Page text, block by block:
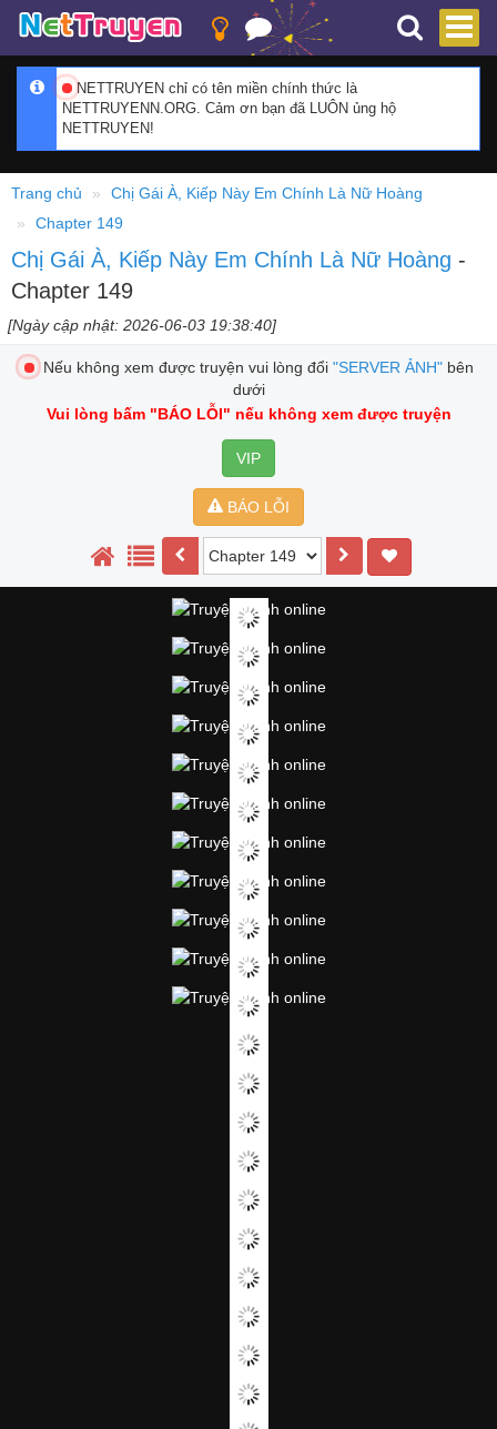
NETTRUYEN chỉ có tên miền chính thức là
NETTRUYENN.ORG. Cảm ơn bạn đã LUÔN ủng hộ
NETTRUYEN!
Trang chủ
Chị Gái À, Kiếp Này Em Chính Là Nữ Hoàng
Chapter 149
Chị Gái À, Kiếp Này Em Chính Là Nữ Hoàng -
Chapter 149
[Ngày cập nhật: 2026-06-03 19:38:40]
Nếu không xem được truyện vui lòng đổi "SERVER ẢNH"bên
dưới
Vui lòng bấm "BÁO LỖI" nếu không xem được truyện
VIP
BÁO LỖI